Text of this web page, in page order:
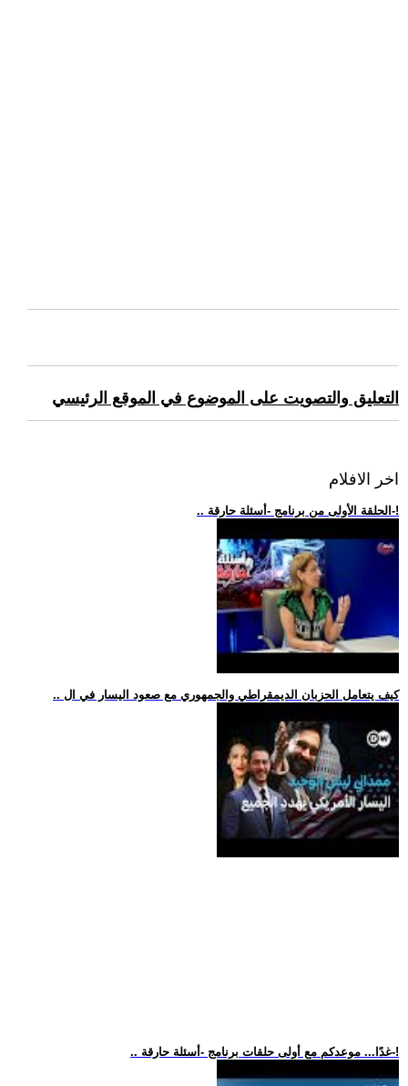
التعليق والتصويت على الموضوع في الموقع الرئيسي
اخر الافلام
.. الحلقة الأولى من برنامج -أسئلة حارقة-!
.. كيف يتعامل الحزبان الديمقراطي والجمهوري مع صعود اليسار في ال
.. غدًا... موعدكم مع أولى حلقات برنامج -أسئلة حارقة-!